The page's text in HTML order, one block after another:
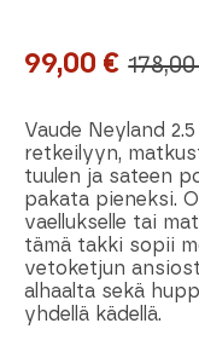
hinta
oli:
178,00 €.
99,00 €
Nykyinen
hinta
on:
99,00 €.
Vaude Neyland
retkeilyyn,
tuulen ja sateen
pakata pieneksi.
vaellukselle tai
tämä takki sopii
vetoketjun
alhaalta sekä
yhdellä kädellä.